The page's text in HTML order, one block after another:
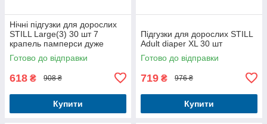
Нічні підгузки для дорослих
STILL Large(3) 30 шт 7
крапель памперси дуже
великих розмірів для людей
похилого віку
Готово до відправки
618 ₴ 908 ₴
Купити
Підгузки для дорослих STILL
Adult diaper XL 30 шт
Готово до відправки
719 ₴ 976 ₴
Купити